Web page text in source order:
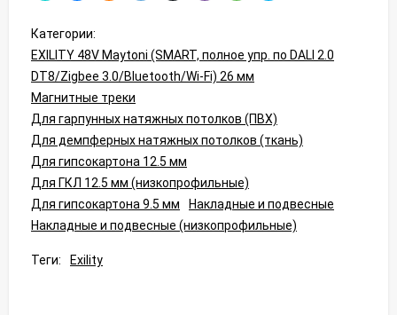
Категории:
EXILITY 48V Maytoni (SMART, полное упр. по DALI 2.0
DT8/Zigbee 3.0/Bluetooth/Wi-Fi) 26 мм
Магнитные треки
Для гарпунных натяжных потолков (ПВХ)
Для демпферных натяжных потолков (ткань)
Для гипсокартона 12.5 мм
Для ГКЛ 12.5 мм (низкопрофильные)
Для гипсокартона 9.5 мм
Накладные и подвесные
Накладные и подвесные (низкопрофильные)
Теги: Exility